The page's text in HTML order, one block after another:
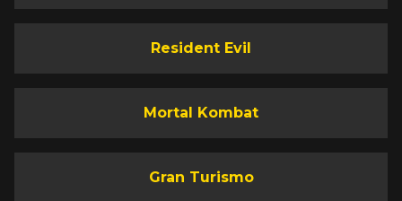
Resident Evil
Mortal Kombat
Gran Turismo